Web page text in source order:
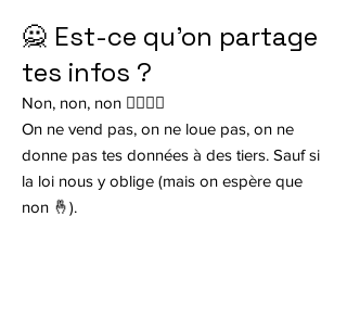
🙅 Est-ce qu’on partage
tes infos ?
Non, non, non 🙅‍♂️🙅‍♀️
On ne vend pas, on ne loue pas, on ne
donne pas tes données à des tiers. Sauf si
la loi nous y oblige (mais on espère que
non 🤞).